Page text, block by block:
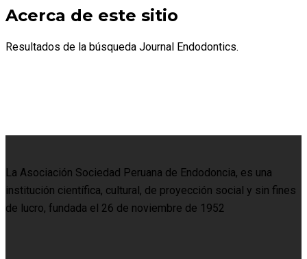
Acerca de este sitio
Resultados de la búsqueda Journal Endodontics.
La Asociación Sociedad Peruana de Endodoncia, es una
institución científica, cultural, de proyección social y sin fines
de lucro, fundada el 26 de noviembre de 1952